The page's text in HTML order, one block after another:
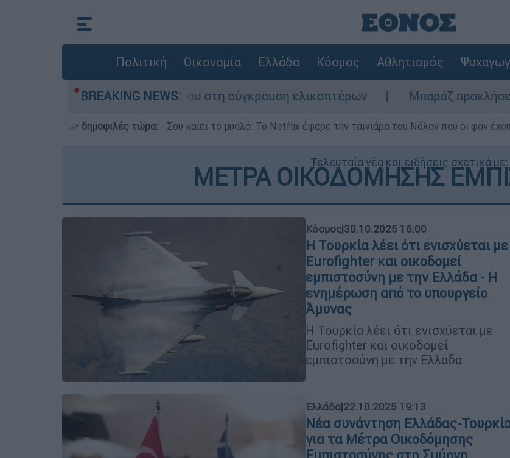
Πολιτική Οικονομία Ελλάδα Κόσμος Αθλητισμός
BREAKING NEWS:
έχασε τη ζωή του στη σύγκρουση ελικοπτέρων Μπαράζ προκλήσεων της
δημοφιλές τώρα: Σου καίει το μυαλό: Το Netflix έφερε την ταινιάρα του Νόλαν που οι φαν
Τελευταία νέα και ειδήσεις σχετικά με:
ΜΕΤΡΑ ΟΙΚΟΔΟΜΗΣΗΣ
Κόσμος|30.10.2025 16:00
Η Τουρκία λέει ότι ενισχύεται με
Eurofighter και οικοδομεί
εμπιστοσύνη με την Ελλάδα - Η
ενημέρωση από το υπουργείο
Άμυνας
Η Τουρκία λέει ότι ενισχύεται με
Eurofighter και οικοδομεί
εμπιστοσύνη με την Ελλάδα
Ελλάδα|22.10.2025 19:13
Νέα συνάντηση Ελλάδας-
για τα Μέτρα Οικοδόμησης